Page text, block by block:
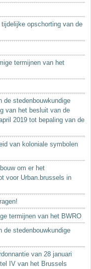
opschorting van de
termijnen van het
de stedenbouwkundige
van het besluit van de
2019 tot bepaling van de
van koloniale symbolen
om er het
voor Urban.brussels in
termijnen van het BWRO
de stedenbouwkundige
van 28 januari
IV van het Brussels